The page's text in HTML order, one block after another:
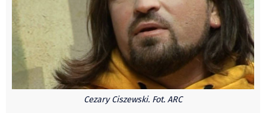
Czechy
Polska
Świat
Kongres Polaków
Sejmiki Gminne 2024
Cezary Ciszewski. Fot. ARC